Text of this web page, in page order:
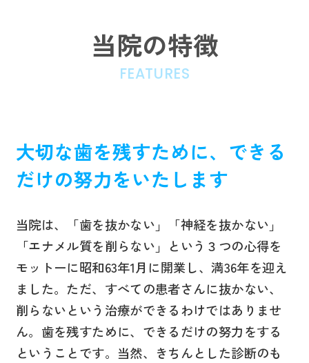
当院の特徴
FEATURES
大切な歯を残すために、できる
だけの努力をいたします
当院は、「歯を抜かない」「神経を抜かない」
「エナメル質を削らない」という３つの心得を
モットーに昭和63年1月に開業し、満36年を迎え
ました。ただ、すべての患者さんに抜かない、
削らないという治療ができるわけではありませ
ん。歯を残すために、できるだけの努力をする
ということです。当然、きちんとした診断のも